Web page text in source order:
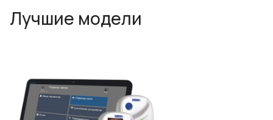
Лучшие модели